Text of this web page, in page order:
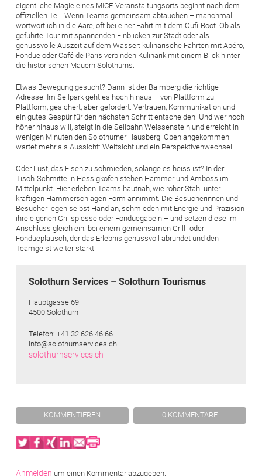
eigentliche Magie eines MICE-Veranstaltungsorts beginnt nach dem
offiziellen Teil. Wenn Teams gemeinsam abtauchen – manchmal
wortwörtlich in die Aare, oft bei einer Fahrt mit dem Öufi-Boot. Ob als
geführte Tour mit spannenden Einblicken zur Stadt oder als
genussvolle Auszeit auf dem Wasser: kulinarische Fahrten mit Apéro,
Fondue oder Café de Paris verbinden Kulinarik mit einem Blick hinter
die historischen Mauern Solothurns.
Etwas Bewegung gesucht? Dann ist der Balmberg die richtige
Adresse. Im Seilpark geht es hoch hinaus – von Plattform zu
Plattform, gesichert, aber gefordert. Vertrauen, Kommunikation und
ein gutes Gespür für den nächsten Schritt entscheiden. Und wer noch
höher hinaus will, steigt in die Seilbahn Weissenstein und erreicht in
wenigen Minuten den Solothurner Hausberg. Oben angekommen
wartet mehr als Aussicht: Weitsicht und ein Perspektivenwechsel.
Oder Lust, das Eisen zu schmieden, solange es heiss ist? In der
Tisch-Schmitte in Hessigkofen stehen Hammer und Amboss im
Mittelpunkt. Hier erleben Teams hautnah, wie roher Stahl unter
kräftigen Hammerschlägen Form annimmt. Die Besucherinnen und
Besucher legen selbst Hand an, schmieden mit Energie und Präzision
ihre eigenen Grillspiesse oder Fonduegabeln – und setzen diese im
Anschluss gleich ein: bei einem gemeinsamen Grill- oder
Fondueplausch, der das Erlebnis genussvoll abrundet und den
Teamgeist weiter stärkt.
Solothurn Services – Solothurn Tourismus
Hauptgasse 69
4500 Solothurn
Telefon: +41 32 626 46 66
info@solothurnservices.ch
solothurnservices.ch
KOMMENTIEREN 0 KOMMENTARE
Twitter
Facebook
XING
LinkedIn
Email
Print
Anmelden um einen Kommentar abzugeben.